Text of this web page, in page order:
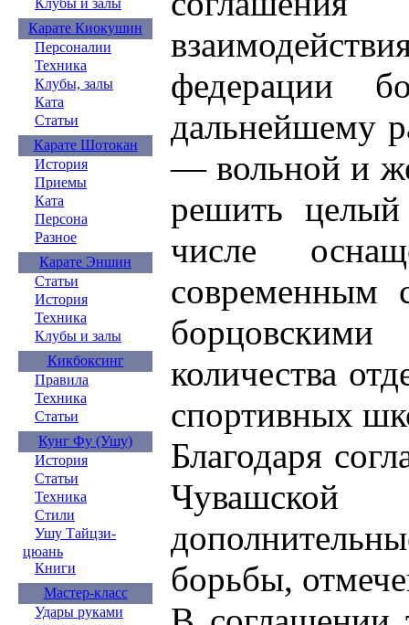
Клубы и залы
Карате Киокушин
Персоналии
Техника
Клубы, залы
Ката
Статьи
Карате Шотокан
История
Приемы
Ката
Персона
Разное
Карате Эншин
Статьи
История
Техника
Клубы и залы
Кикбоксинг
Правила
Техника
Статьи
Кунг Фу (Ушу)
История
Статьи
Техника
Стили
Ушу Тайцзи-
цюань
Книги
Мастер-класс
Удары руками
федерации
дальнейшему
— вольной и
решить
числе
современным
количества
спортивных
Благодаря
Чувашской
борьбы,